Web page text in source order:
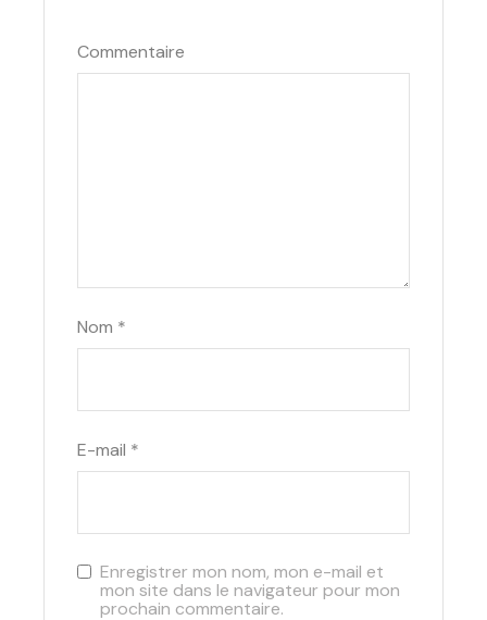
Commentaire
Nom *
E-mail *
Enregistrer mon nom, mon e-mail et
mon site dans le navigateur pour mon
prochain commentaire.